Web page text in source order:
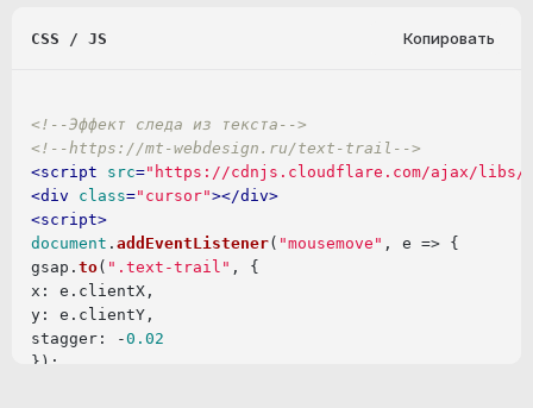
CSS / JS Копировать
<!--Эффект следа из текста-->
<!--https://mt-webdesign.ru/text-trail-->
<script src="https://cdnjs.cloudflare.com/ajax/libs/
<div class="cursor"></div>
<script>
document . addEventListener( "mousemove" , e => {
gsap. to( ".text-trail"
x : e. clientX
y : e. clientY
stagger : -0.02
});